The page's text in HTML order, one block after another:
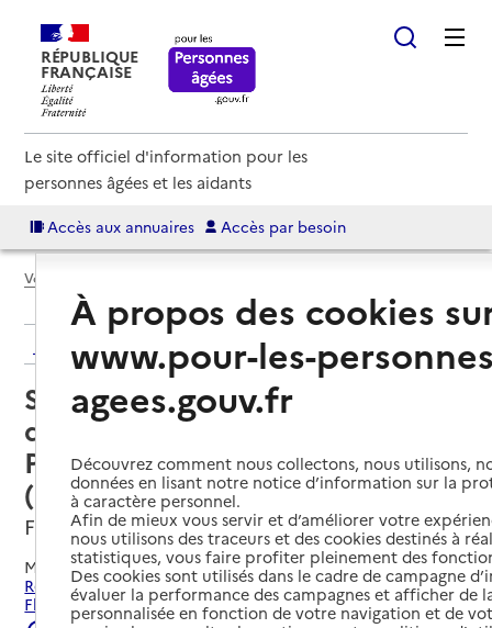
RÉPUBLIQUE
FRANÇAISE
Le site officiel d'information pour les
personnes âgées et les aidants
Accès aux annuaires Accès par besoin
Voir le fil d’Ariane
Retour aux résultats de l'annuaire
Service de soins infirmiers à
domicile – SSIAD - Établissement
Public de Santé de Lomagne
(EPSL)
Fleurance, GERS
Mis à jour le31/07/2026
Rechercher les établissements et services autour de
Fleurance.
À propos des cookies
www.pour-les-
agees.gouv.fr
Découvrez comment nous collectons, nous utilisons,
données en lisant notre notice d’information sur la
à caractère personnel.
Afin de mieux vous servir et d’améliorer votre
nous utilisons des traceurs et des cookies destinés à
statistiques, vous faire profiter pleinement des
Des cookies sont utilisés dans le cadre de campagne
évaluer la performance des campagnes et afficher de
personnalisée en fonction de votre navigation et de